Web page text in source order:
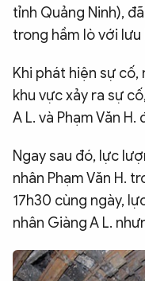
BẠN ĐỌC & CAND
ĐA PHƯƠNG TIỆN
eMagazine
Infographic
Chuyên trang An ninh thế
Chuyên đề
tỉnh Quảng Ninh),
trong hầm lò với
Khi phát hiện sự
khu vực xảy ra sự
A L. và Phạm Văn
Ngay sau đó, lực
nhân Phạm Văn H.
17h30 cùng ngày,
nhân Giàng A L.